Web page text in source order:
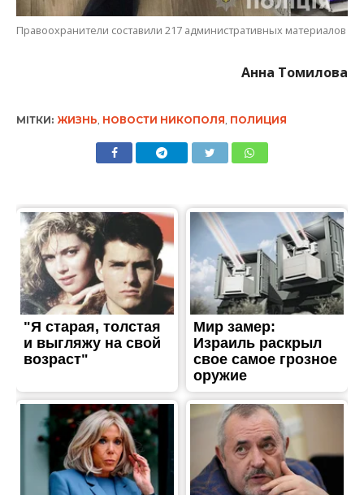
Правоохранители составили 217 административных материалов
Анна Томилова
МІТКИ: ЖИЗНЬ НОВОСТИ НИКОПОЛЯ ПОЛИЦИЯ